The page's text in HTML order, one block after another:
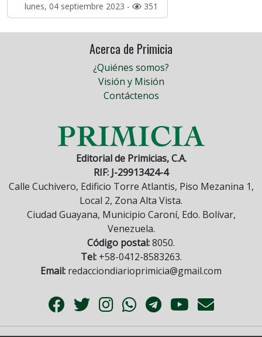
lunes, 04 septiembre 2023 - 351
Acerca de Primicia
¿Quiénes somos?
Visión y Misión
Contáctenos
Editorial de Primicias, C.A.
RIF: J-29913424-4
Calle Cuchivero, Edificio Torre Atlantis, Piso Mezanina 1,
Local 2, Zona Alta Vista.
Ciudad Guayana, Municipio Caroní, Edo. Bolívar,
Venezuela.
Código postal:8050.
Tel:+58-0412-8583263.
Email: redacciondiarioprimicia@gmail.com